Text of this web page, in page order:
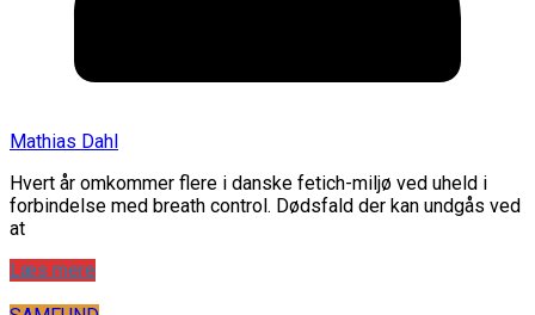
Mathias Dahl
Hvert år omkommer flere i danske fetich-miljø ved uheld i
forbindelse med breath control. Dødsfald der kan undgås ved
at
Læs mere